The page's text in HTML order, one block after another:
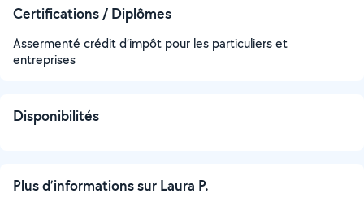
Certifications / Diplômes
Assermenté crédit d’impôt pour les particuliers et
entreprises
Disponibilités
Plus d’informations sur Laura P.